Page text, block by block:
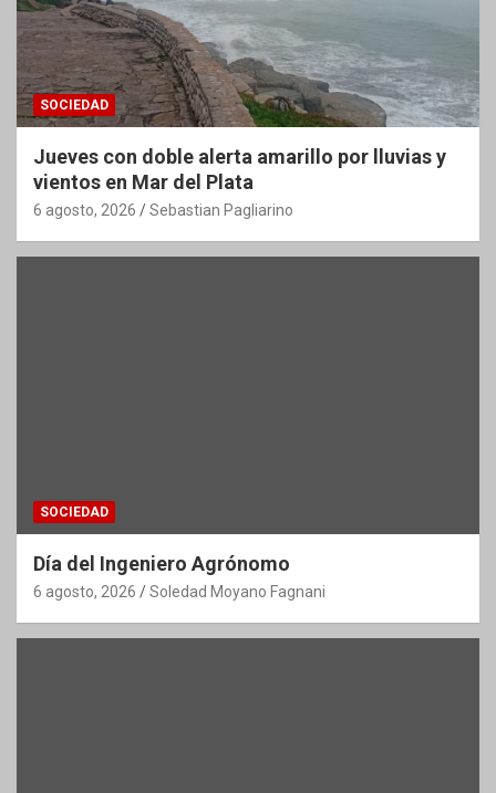
SOCIEDAD
Jueves con doble alerta amarillo por lluvias y
vientos en Mar del Plata
6 agosto, 2026 Sebastian Pagliarino
SOCIEDAD
Día del Ingeniero Agrónomo
6 agosto, 2026 Soledad Moyano Fagnani